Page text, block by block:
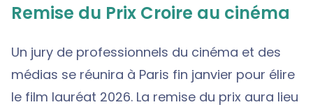
Remise du Prix Croire au cinéma
Un jury de professionnels du cinéma et des
médias se réunira à Paris fin janvier pour élire
le film lauréat 2026. La remise du prix aura lieu